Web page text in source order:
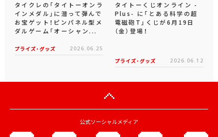
タイクレの「タイトーオンラ
インメダル」に潜って弾んで
お宝ゲット！ピンパネル型メ
ダルゲーム「オーシャン...
プライズ・グッズ 2026.06.25
タイトーくじオンライン -
Plus- に「とある科学の超
電磁砲T」くじが6月19日
（金）登場！
プライズ・グッズ 2026.06.12
公式ソーシャルメディア